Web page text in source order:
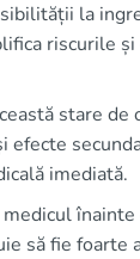
la
riscurile
stare de
imediată.
să fie foarte